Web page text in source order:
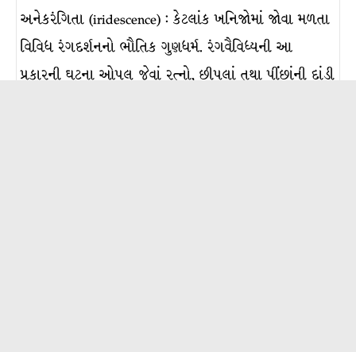
અનેકરંગિતા (iridescence) : કેટલાંક ખનિજોમાં જોવા મળતા
વિવિધ રંગદર્શનનો ભૌતિક ગુણધર્મ. રંગવૈવિધ્યની આ
પ્રકારની ઘટના ઓપલ જેવાં રત્નો, છીપલાં તથા પીંછાંની દાંડી